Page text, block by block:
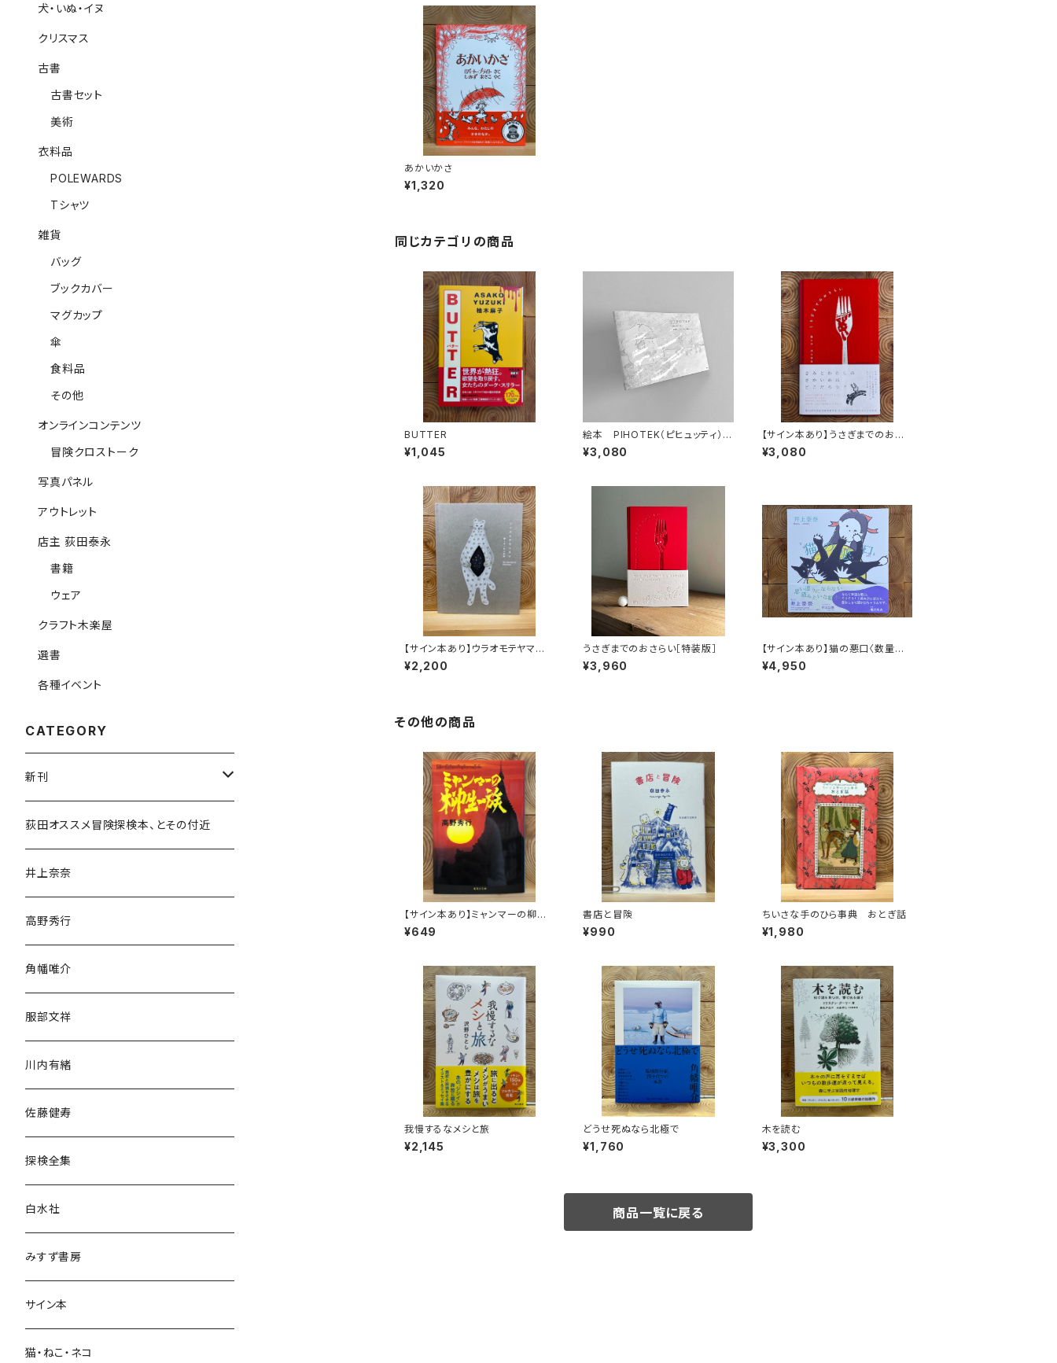
あかいかさ
¥1,320
同じカテゴリの商品
BUTTER
¥1,045
絵本 PIHOTEK（ピヒュッティ）
北極を風と歩く
¥3,080
【サイン本あり】うさぎまでのおさ
らい［通常版］
¥3,080
【サイン本あり】ウラオモテヤマネ
コ
¥2,200
うさぎまでのおさらい［特装版］
¥3,960
【サイン本あり】猫の悪口〈数量限
定・オリジナルトート付き〉
¥4,950
その他の商品
【サイン本あり】ミャンマーの柳生
一族
¥649
書店と冒険
¥990
ちいさな手のひら事典 おとぎ話
¥1,980
我慢するなメシと旅
¥2,145
どうせ死ぬなら北極で
¥1,760
木を読む
¥3,300
商品一覧に戻る
犬・いぬ・イヌ
クリスマス
古書
古書セット
美術
衣料品
POLEWARDS
Tシャツ
雑貨
バッグ
ブックカバー
マグカップ
傘
食料品
その他
オンラインコンテンツ
冒険クロストーク
写真パネル
アウトレット
店主 荻田泰永
書籍
ウェア
クラフト木楽屋
選書
各種イベント
CATEGORY
新刊
和書
文学・小説・物語
随筆・ノンフィクション・その他
民族・風習
言語・ことば
荻田オススメ冒険探検本、とその付近
井上奈奈
高野秀行
角幡唯介
服部文祥
川内有緒
佐藤健寿
探検全集
白水社
みすず書房
サイン本
猫・ねこ・ネコ